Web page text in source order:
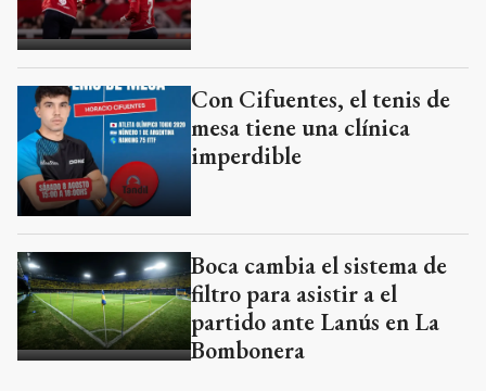
Con Cifuentes, el tenis de
mesa tiene una clínica
imperdible
Boca cambia el sistema de
filtro para asistir a el
partido ante Lanús en La
Bombonera